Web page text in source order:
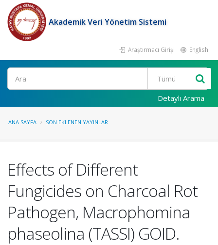
Akademik Veri Yönetim Sistemi
Araştırmacı Girişi English
Ara
Detaylı Arama
ANA SAYFA SON EKLENEN YAYINLAR
Effects of Different
Fungicides on Charcoal Rot
Pathogen, Macrophomina
phaseolina (TASSI) GOID.